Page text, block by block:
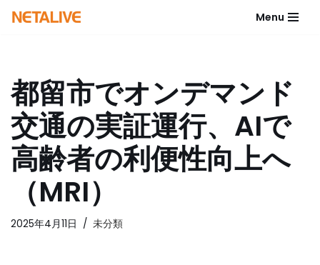
ン
ツ
へ
ス
キ
ッ
Menu
都留市でオンデマンド
交通の実証運行、AIで
高齢者の利便性向上へ
（MRI）
2025年4月11日 未分類